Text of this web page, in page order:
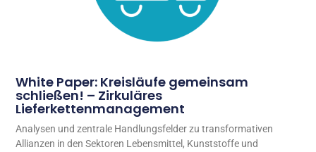
White Paper: Kreisläufe gemeinsam
schließen! – Zirkuläres
Lieferkettenmanagement
Analysen und zentrale Handlungsfelder zu transformativen
Allianzen in den Sektoren Lebensmittel, Kunststoffe und